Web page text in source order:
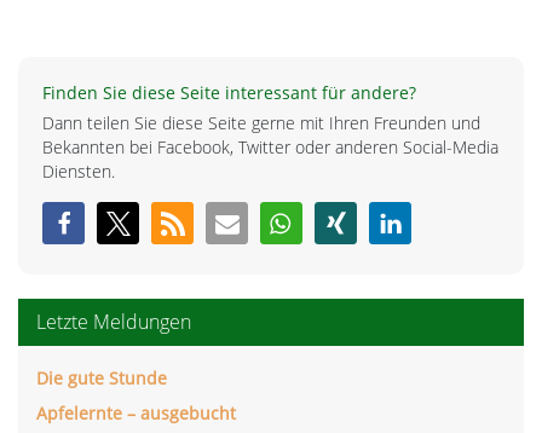
Finden Sie diese Seite interessant für andere?
Dann teilen Sie diese Seite gerne mit Ihren Freunden und
Bekannten bei Facebook, Twitter oder anderen Social-Media
Diensten.
Letzte Meldungen
Die gute Stunde
Apfelernte – ausgebucht